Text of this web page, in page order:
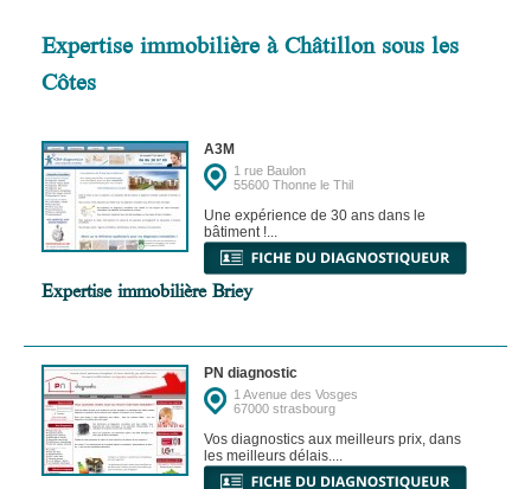
Expertise immobilière à Châtillon sous les
Côtes
A3M
1 rue Baulon
55600 Thonne le Thil
Une expérience de 30 ans dans le
bâtiment !...
Expertise immobilière Briey
PN diagnostic
1 Avenue des Vosges
67000 strasbourg
Vos diagnostics aux meilleurs prix, dans
les meilleurs délais....